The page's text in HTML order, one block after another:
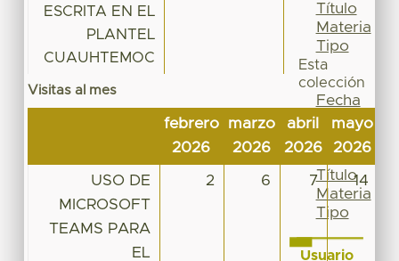
ESCRITA EN EL
PLANTEL
CUAUHTEMOC
Visitas al mes
febrero
2026
marzo
2026
abril
2026
mayo
2026
USO DE
MICROSOFT
TEAMS PARA
EL
2 6 7 14
Título
Materia
Tipo
Esta
colección
Fecha
de
publicación
Autor
Título
Materia
Tipo
Usuario